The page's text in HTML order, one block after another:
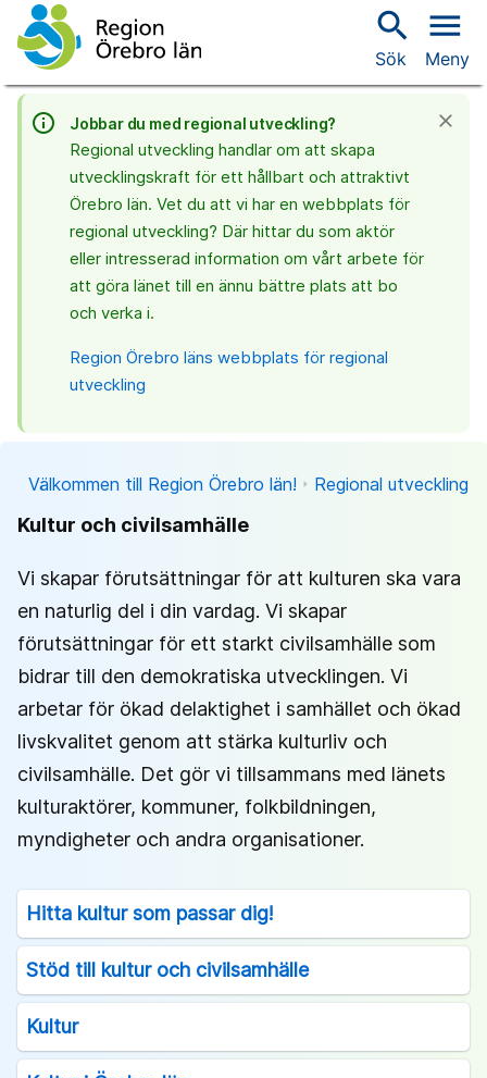
search
Sök
menu
Meny
info_outline
Jobbar du med regional utveckling?
Regional utveckling handlar om att skapa
utvecklingskraft för ett hållbart och attraktivt
Örebro län. Vet du att vi har en webbplats för
regional utveckling? Där hittar du som aktör
eller intresserad information om vårt arbete för
att göra länet till en ännu bättre plats att bo
och verka i.
Region Örebro läns webbplats för regional
utveckling
close
Välkommen till Region Örebro län! Regional utveckling
Kultur och civilsamhälle
Vi skapar förutsättningar för att kulturen ska vara
en naturlig del i din vardag. Vi skapar
förutsättningar för ett starkt civilsamhälle som
bidrar till den demokratiska utvecklingen. Vi
arbetar för ökad delaktighet i samhället och ökad
livskvalitet genom att stärka kulturliv och
civilsamhälle. Det gör vi tillsammans med länets
kulturaktörer, kommuner, folkbildningen,
myndigheter och andra organisationer.
Hitta kultur som passar dig!
Stöd till kultur och civilsamhälle
Kultur